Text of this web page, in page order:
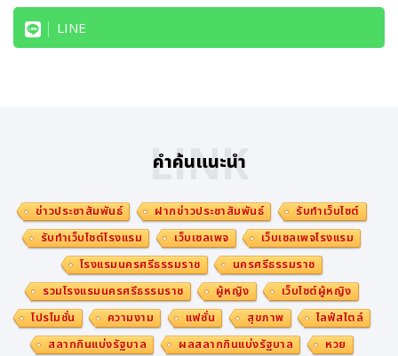
อบุหลอดอาหารจะกลายเป็นเซลล์มะเร็ง โดยเฉพาะในผู้
ที่มีอาการกรดไหลย้อนรุนแรงหรือเป็นมานาน
รที่กระตุ้นอาการ และไม่ล้มตัวนอนทันทีหลังกินอาหาร
การจัดการความเครียด : หาสิ่งที่ทำแล้วรู้สึกผ่อนคลาย
จากการทำงานหรือการเรียน เช่น ออกกำลังกาย ทำงา
นอดิเรกที่ชอบ หรือนอนหลับ พักผ่อนให้เพียงพอ
การดูแลสุขภาพทั่วไป : ควบคุมน้ำหนักให้อยู่ในเกณฑ์ปก
ติ และตรวจสุขภาพอย่างสม่ำเสมอ
การเลือกรับประทานยาลดกรดและบรรเทากรดไหลย้อน
LINE
คำค้นแนะนำ
LINK
ข่าวประชาสัมพันธ์ ฝากข่าวประชาสัมพันธ์
รับทำเว็บไซต์
รับทำเว็บไซต์โรงแรม
เว็บเซลเพจ
เว็บเซลเพจโรงแรม
โรงแรมนครศรีธรรมราช
นครศรีธรรมราช
รวมโรงแรมนครศรีธรรมราช
ผู้หญิง
เว็บไซต์ผู้หญิง
โปรโมชั่น
ความงาม แฟชั่น สุขภาพ
ไลฟ์สไตล์
สลากกินแบ่งรัฐบาล
ผลสลากกินแบ่งรัฐบาล
หวย